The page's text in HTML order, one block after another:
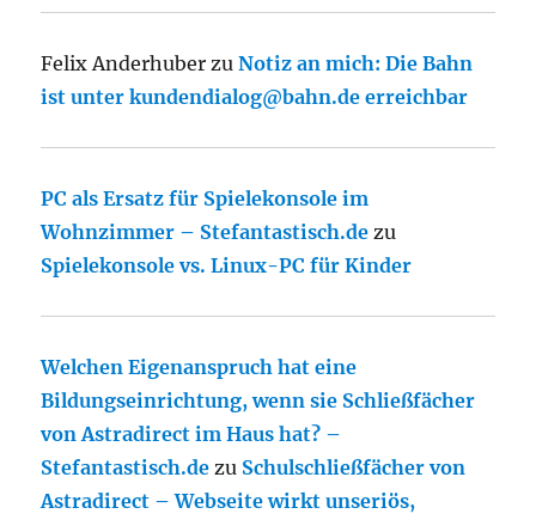
Felix Anderhuber zuNotiz an mich: Die Bahn
ist unter kundendialog@bahn.de erreichbar
PC als Ersatz für Spielekonsole im
Wohnzimmer – Stefantastisch.de zu
Spielekonsole vs. Linux-PC für Kinder
Welchen Eigenanspruch hat eine
Bildungseinrichtung, wenn sie Schließfächer
von Astradirect im Haus hat? –
Stefantastisch.de zu Schulschließfächer von
Astradirect – Webseite wirkt unseriös,